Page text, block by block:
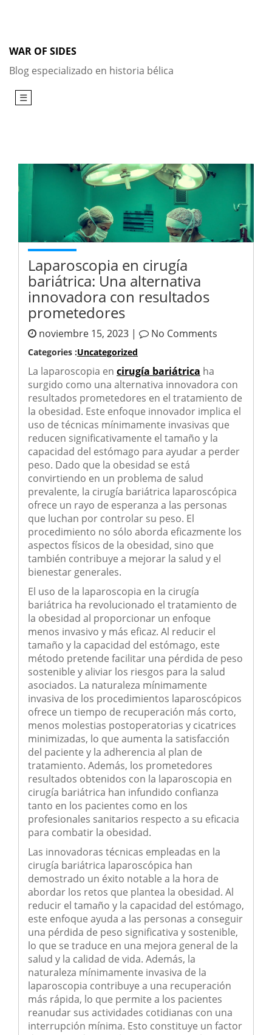
WAR OF SIDES
Blog especializado en historia bélica
☰
Laparoscopia en cirugía
bariátrica: Una alternativa
innovadora con resultados
prometedores
noviembre 15, 2023 | No Comments
Categories :Uncategorized
La laparoscopia en cirugía bariátrica ha
surgido como una alternativa innovadora con
resultados prometedores en el tratamiento de
la obesidad. Este enfoque innovador implica el
uso de técnicas mínimamente invasivas que
reducen significativamente el tamaño y la
capacidad del estómago para ayudar a perder
peso. Dado que la obesidad se está
convirtiendo en un problema de salud
prevalente, la cirugía bariátrica laparoscópica
ofrece un rayo de esperanza a las personas
que luchan por controlar su peso. El
procedimiento no sólo aborda eficazmente los
aspectos físicos de la obesidad, sino que
también contribuye a mejorar la salud y el
bienestar generales.
El uso de la laparoscopia en la cirugía
bariátrica ha revolucionado el tratamiento de
la obesidad al proporcionar un enfoque
menos invasivo y más eficaz. Al reducir el
tamaño y la capacidad del estómago, este
método pretende facilitar una pérdida de peso
sostenible y aliviar los riesgos para la salud
asociados. La naturaleza mínimamente
invasiva de los procedimientos laparoscópicos
ofrece un tiempo de recuperación más corto,
menos molestias postoperatorias y cicatrices
minimizadas, lo que aumenta la satisfacción
del paciente y la adherencia al plan de
tratamiento. Además, los prometedores
resultados obtenidos con la laparoscopia en
cirugía bariátrica han infundido confianza
tanto en los pacientes como en los
profesionales sanitarios respecto a su eficacia
para combatir la obesidad.
Las innovadoras técnicas empleadas en la
cirugía bariátrica laparoscópica han
demostrado un éxito notable a la hora de
abordar los retos que plantea la obesidad. Al
reducir el tamaño y la capacidad del estómago,
este enfoque ayuda a las personas a conseguir
una pérdida de peso significativa y sostenible,
lo que se traduce en una mejora general de la
salud y la calidad de vida. Además, la
naturaleza mínimamente invasiva de la
laparoscopia contribuye a una recuperación
más rápida, lo que permite a los pacientes
reanudar sus actividades cotidianas con una
interrupción mínima. Esto constituye un factor